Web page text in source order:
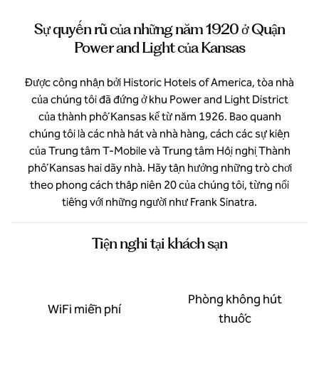
Sự quyến rũ của những năm 1920 ở Quận
Power and Light của Kansas
Được công nhận bởi Historic Hotels of America, tòa nhà
của chúng tôi đã đứng ở khu Power and Light District
của thành phố Kansas kể từ năm 1926. Bao quanh
chúng tôi là các nhà hát và nhà hàng, cách các sự kiện
của Trung tâm T-Mobile và Trung tâm Hội nghị Thành
phố Kansas hai dãy nhà. Hãy tận hưởng những trò chơi
theo phong cách thập niên 20 của chúng tôi, từng nổi
tiếng với những người như Frank Sinatra.
Tiện nghi tại khách sạn
WiFi miễn phí
Phòng không hút
thuốc